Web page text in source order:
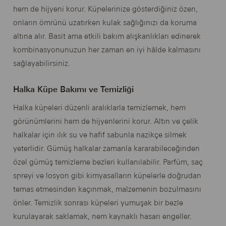
hem de hijyeni korur. Küpelerinize gösterdiğiniz özen,
onların ömrünü uzatırken kulak sağlığınızı da koruma
altına alır. Basit ama etkili bakım alışkanlıkları edinerek
kombinasyonunuzun her zaman en iyi hâlde kalmasını
sağlayabilirsiniz.
Halka Küpe Bakımı ve Temizliği
Halka küpeleri düzenli aralıklarla temizlemek, hem
görünümlerini hem de hijyenlerini korur. Altın ve çelik
halkalar için ılık su ve hafif sabunla nazikçe silmek
yeterlidir. Gümüş halkalar zamanla kararabileceğinden
özel gümüş temizleme bezleri kullanılabilir. Parfüm, saç
spreyi ve losyon gibi kimyasalların küpelerle doğrudan
temas etmesinden kaçınmak, malzemenin bozulmasını
önler. Temizlik sonrası küpeleri yumuşak bir bezle
kurulayarak saklamak, nem kaynaklı hasarı engeller.